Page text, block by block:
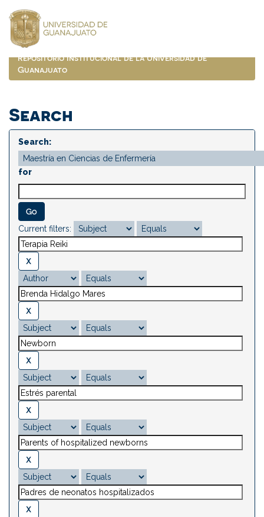
navigation
Repositorio Institucional de la Universidad de
Guanajuato
Search
Search:
for
Current filters: